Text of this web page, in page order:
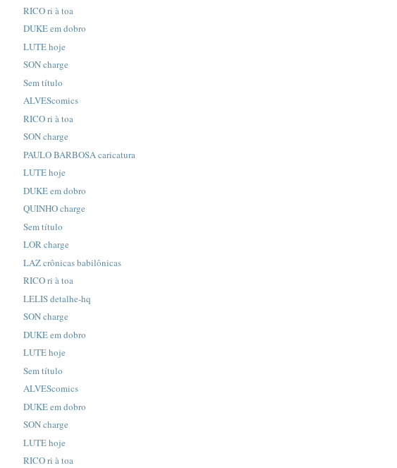
RICO ri à toa
DUKE em dobro
LUTE hoje
SON charge
Sem título
ALVEScomics
RICO ri à toa
SON charge
PAULO BARBOSA caricatura
LUTE hoje
DUKE em dobro
QUINHO charge
Sem título
LOR charge
LAZ crônicas babilônicas
RICO ri à toa
LELIS detalhe-hq
SON charge
DUKE em dobro
LUTE hoje
Sem título
ALVEScomics
DUKE em dobro
SON charge
LUTE hoje
RICO ri à toa